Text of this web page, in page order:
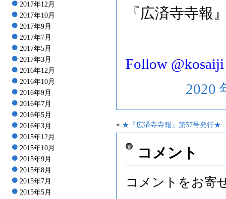
2017年12月
2017年10月
2017年9月
2017年7月
2017年5月
2017年3月
2016年12月
2016年10月
2016年9月
2016年7月
2016年5月
2016年3月
2015年12月
2015年10月
2015年9月
2015年8月
2015年7月
2015年5月
『広済寺寺
Follow @kosaiji
2020
« ★『広済寺寺報』第57号発行★
コメント
コメントをお寄